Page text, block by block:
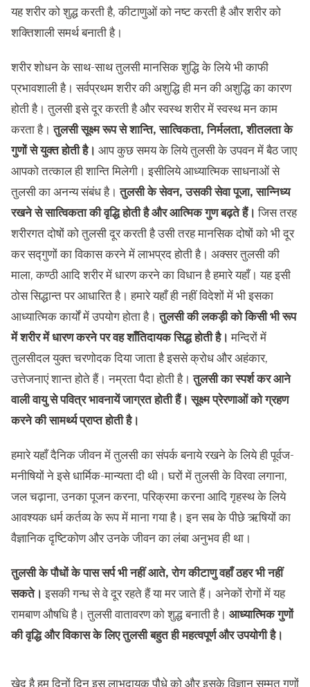
यह शरीर को शुद्ध करती है, कीटाणुओं को नष्ट करती है और शरीर को
शक्तिशाली समर्थ बनाती है।
शरीर शोधन के साथ-साथ तुलसी मानसिक शुद्धि के लिये भी काफी
प्रभावशाली है। सर्वप्रथम शरीर की अशुद्धि ही मन की अशुद्धि का कारण
होती है। तुलसी इसे दूर करती है और स्वस्थ शरीर में स्वस्थ मन काम
करता है।तुलसी सूक्ष्म रूप से शान्ति, सात्विकता, निर्मलता, शीतलता के
गुणों से युक्त होती है। आप कुछ समय के लिये तुलसी के उपवन में बैठ जाए
आपको तत्काल ही शान्ति मिलेगी। इसीलिये आध्यात्मिक साधनाओं से
तुलसी का अनन्य संबंध है।तुलसी के सेवन, उसकी सेवा पूजा, सान्निध्य
रखने से सात्विकता की वृद्धि होती है और आत्मिक गुण बढ़ते हैं। जिस तरह
शरीरगत दोषों को तुलसी दूर करती है उसी तरह मानसिक दोषों को भी दूर
कर सद्गुणों का विकास करने में लाभप्रद होती है। अक्सर तुलसी की
माला, कण्ठी आदि शरीर में धारण करने का विधान है हमारे यहाँ। यह इसी
ठोस सिद्धान्त पर आधारित है। हमारे यहाँ ही नहीं विदेशों में भी इसका
आध्यात्मिक कार्यों में उपयोग होता है।तुलसी की लकड़ी को किसी भी रूप
में शरीर में धारण करने पर वह शाँतिदायक सिद्ध होती है। मन्दिरों में
तुलसीदल युक्त चरणोदक दिया जाता है इससे क्रोध और अहंकार,
उत्तेजनाएं शान्त होते हैं। नम्रता पैदा होती है। तुलसी का स्पर्श कर आने
वाली वायु से पवित्र भावनायें जाग्रत होती हैं। सूक्ष्म प्रेरणाओं को ग्रहण
करने की सामर्थ्य प्राप्त होती है।
हमारे यहाँ दैनिक जीवन में तुलसी का संपर्क बनाये रखने के लिये ही पूर्वज-
मनीषियों ने इसे धार्मिक-मान्यता दी थी। घरों में तुलसी के विरवा लगाना,
जल चढ़ाना, उनका पूजन करना, परिक्रमा करना आदि गृहस्थ के लिये
आवश्यक धर्म कर्तव्य के रूप में माना गया है। इन सब के पीछे ऋषियों का
वैज्ञानिक दृष्टिकोण और उनके जीवन का लंबा अनुभव ही था।
तुलसी के पौधों के पास सर्प भी नहीं आते, रोग कीटाणु वहाँ ठहर भी नहीं
सकते। इसकी गन्ध से वे दूर रहते हैं या मर जाते हैं। अनेकों रोगों में यह
रामबाण औषधि है। तुलसी वातावरण को शुद्ध बनाती है। आध्यात्मिक गुणों
की वृद्धि और विकास के लिए तुलसी बहुत ही महत्वपूर्ण और उपयोगी है।
खेद है हम दिनों दिन इस लाभदायक पौधे को और इसके विज्ञान सम्मत गुणों